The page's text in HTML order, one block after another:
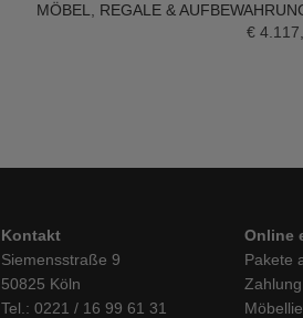
IN DEN WARENKORB
MÖBEL
REGALE &
€
Kontakt
Siemensstraße 9
50825 Köln
Tel.: 0221 / 16 99 61 31
Online
Pakete